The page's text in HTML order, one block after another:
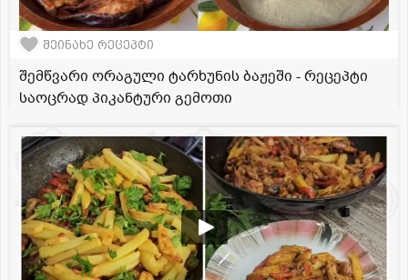
შეინახე რეცეპტი
შემწვარი ორაგული ტარხუნის ბაჟეში - რეცეპტი
საოცრად პიკანტური გემოთი